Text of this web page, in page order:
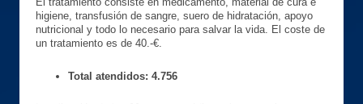
higiene, transfusión de sangre, suero de hidratación, apoyo
nutricional y todo lo necesario para salvar la vida. El coste de
un tratamiento es de 40.-€.
Total atendidos: 4.756